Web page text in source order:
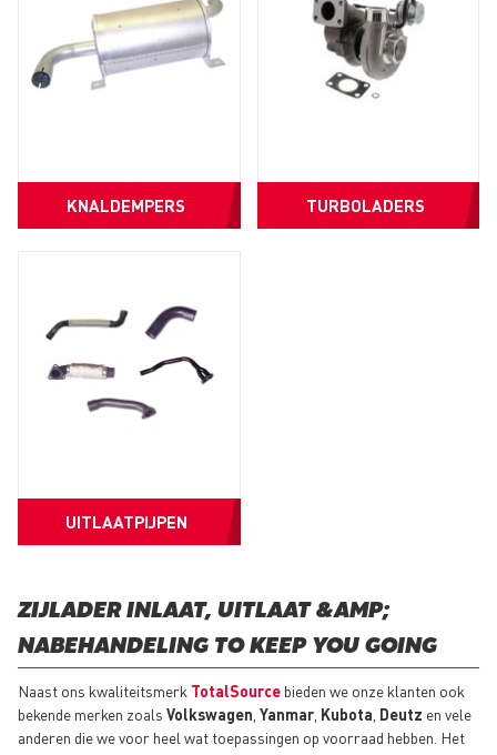
KNALDEMPERS TURBOLADERS
UITLAATPIJPEN
ZIJLADER INLAAT, UITLAAT &AMP;
NABEHANDELING TO KEEP YOU GOING
Naast ons kwaliteitsmerk TotalSource bieden we onze klanten ook
bekende merken zoals Volkswagen Yanmar Kubota Deutz en vele
anderen die we voor heel wat toepassingen op voorraad hebben. Het